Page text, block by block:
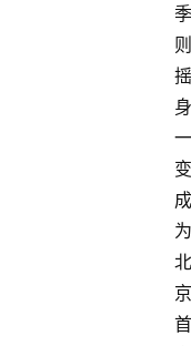
季
则
摇
身
一
变
成
为
北
京
首